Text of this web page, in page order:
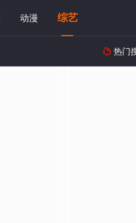
动漫 综艺
 热门